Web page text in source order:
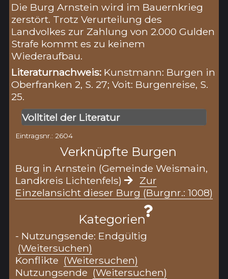
Die Burg Arnstein wird im Bauernkrieg
zerstört. Trotz Verurteilung des
Landvolkes zur Zahlung von 2.000 Gulden
Strafe kommt es zu keinem
Wiederaufbau.
Literaturnachweis: Kunstmann: Burgen in
Oberfranken 2, S. 27; Voit: Burgenreise, S.
25.
Volltitel der Literatur
Eintragsnr.: 2604
Verknüpfte Burgen
Burg in Arnstein (Gemeinde Weismain,
Landkreis Lichtenfels)
Zur
Einzelansicht dieser Burg (Burgnr.: 1008)
Kategorien
- Nutzungsende: Endgültig
(Weitersuchen)
Konflikte (Weitersuchen)
Nutzungsende (Weitersuchen)